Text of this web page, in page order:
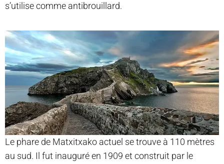
s’utilise comme antibrouillard.
Le phare de Matxitxako actuel se trouve à 110 mètres
au sud. Il fut inauguré en 1909 et construit par le